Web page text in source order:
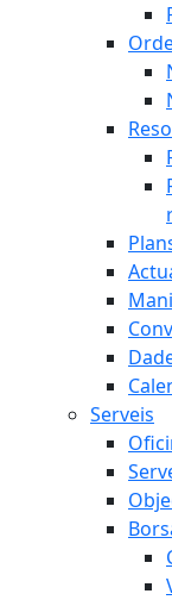
Serveis